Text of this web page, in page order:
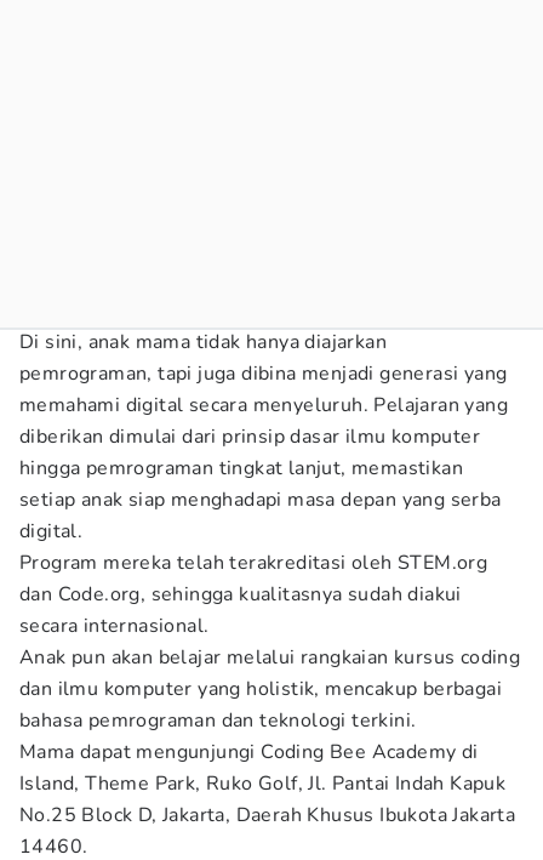
Di sini, anak mama tidak hanya diajarkan
pemrograman, tapi juga dibina menjadi generasi yang
memahami digital secara menyeluruh. Pelajaran yang
diberikan dimulai dari prinsip dasar ilmu komputer
hingga pemrograman tingkat lanjut, memastikan
setiap anak siap menghadapi masa depan yang serba
digital.
Program mereka telah terakreditasi oleh STEM.org
dan Code.org, sehingga kualitasnya sudah diakui
secara internasional.
Anak pun akan belajar melalui rangkaian kursus coding
dan ilmu komputer yang holistik, mencakup berbagai
bahasa pemrograman dan teknologi terkini.
Mama dapat mengunjungi Coding Bee Academy di
Island, Theme Park, Ruko Golf, Jl. Pantai Indah Kapuk
No.25 Block D, Jakarta, Daerah Khusus Ibukota Jakarta
14460.